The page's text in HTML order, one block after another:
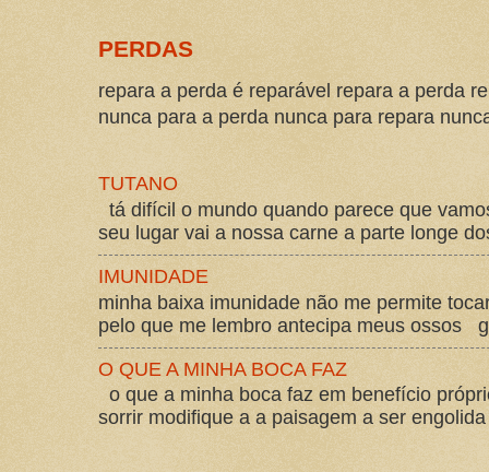
PERDAS
repara a perda é reparável repara a perda
nunca para a perda nunca para repara
TUTANO
tá difícil o mundo quando parece que
seu lugar vai a nossa carne a parte longe
IMUNIDADE
minha baixa imunidade não me permite
pelo que me lembro antecipa meus ossos
O QUE A MINHA BOCA FAZ
o que a minha boca faz em benefício
sorrir modifique a a paisagem a ser